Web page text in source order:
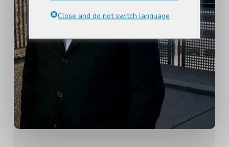
Close and do not switch language